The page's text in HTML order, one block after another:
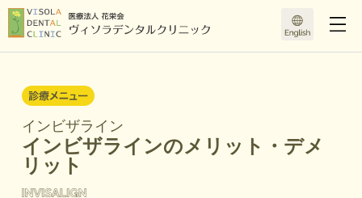
インビザライン
インビザラインのメリット・デメ
リット